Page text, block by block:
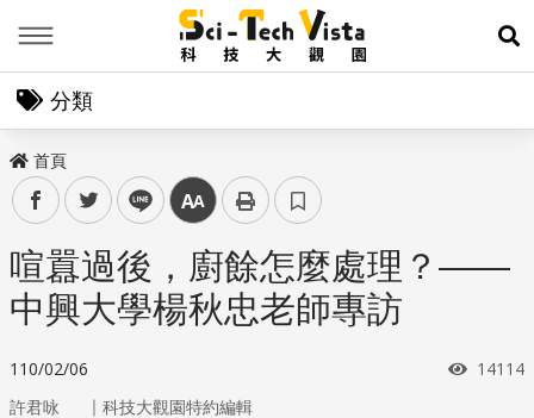
展
分類
首頁
facebooktwitter line 中
喧囂過後，廚餘怎麼處理？——
中興大學楊秋忠老師專訪
110/02/06 瀏覽次
14114
許君咏 ｜ 科技大觀園特約編輯